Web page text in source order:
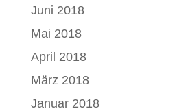
Juni 2018
Mai 2018
April 2018
März 2018
Januar 2018